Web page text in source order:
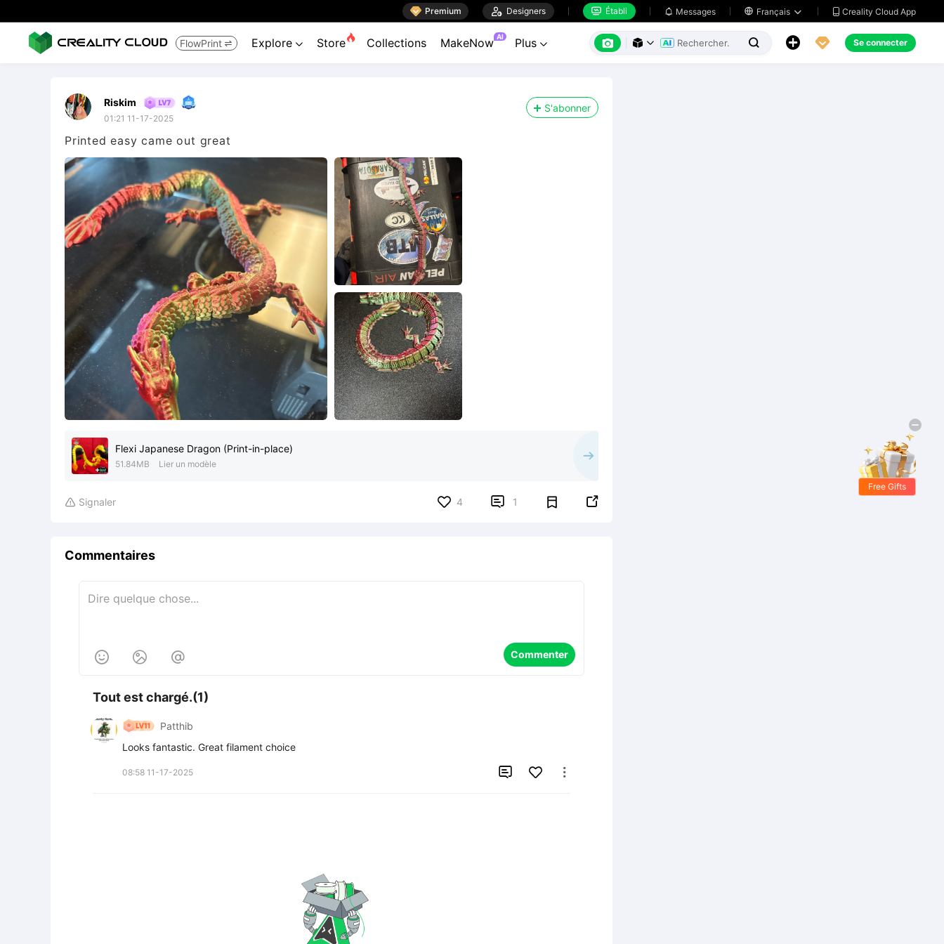
 Premium  Designers  Établi  Messages  Français   Creality Cloud App
FlowPrint  Explore  Store Collections MakeNow AI Plus        Se connecter
Riskim
01:21 11-17-2025
S'abonner
Printed easy came out great
Flexi Japanese Dragon (Print-in-place)
51.84MB Lier un modèle
 Signaler 4  1 
Commentaires
   Commenter
Tout est chargé.(1)
Patthib
Looks fantastic. Great filament choice
08:58 11-17-2025  
Free Gifts